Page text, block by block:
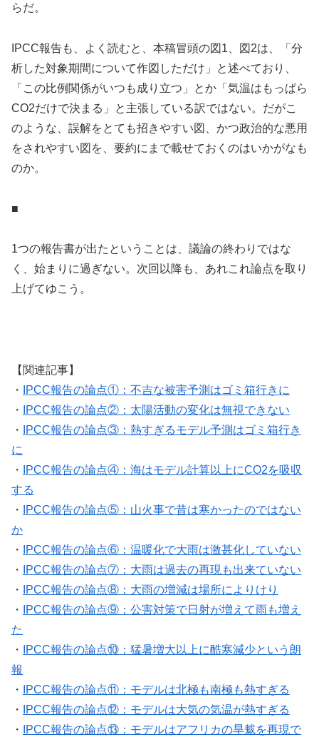
らだ。
IPCC報告も、よく読むと、本稿冒頭の図1、図2は、「分
析した対象期間について作図しただけ」と述べており、
「この比例関係がいつも成り立つ」とか「気温はもっぱら
CO2だけで決まる」と主張している訳ではない。だがこ
のような、誤解をとても招きやすい図、かつ政治的な悪用
をされやすい図を、要約にまで載せておくのはいかがなも
のか。
■
1つの報告書が出たということは、議論の終わりではな
く、始まりに過ぎない。次回以降も、あれこれ論点を取り
上げてゆこう。
【関連記事】
・
IPCC報告の論点①：不吉な被害予測はゴミ箱行きに
・
IPCC報告の論点②：太陽活動の変化は無視できない
・
IPCC報告の論点③：熱すぎるモデル予測はゴミ箱行き
に
・
IPCC報告の論点④：海はモデル計算以上にCO2を吸収
する
・
IPCC報告の論点⑤：山火事で昔は寒かったのではない
か
・
IPCC報告の論点⑥：温暖化で大雨は激甚化していない
・
IPCC報告の論点⑦：大雨は過去の再現も出来ていない
・
IPCC報告の論点⑧：大雨の増減は場所によりけり
・
IPCC報告の論点⑨：公害対策で日射が増えて雨も増え
た
・
IPCC報告の論点⑩：猛暑増大以上に酷寒減少という朗
報
・
IPCC報告の論点⑪：モデルは北極も南極も熱すぎる
・
IPCC報告の論点⑫：モデルは大気の気温が熱すぎる
・
IPCC報告の論点⑬：モデルはアフリカの旱魃を再現で